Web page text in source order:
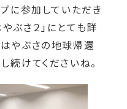
に参加していただき
ぶさ２」にとても詳
はやぶさの地球帰還
続けてくださいね。